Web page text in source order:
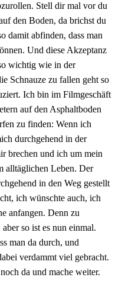
Stell dir mal vor du
den Boden, da brichst du
damit abfinden, dass man
Und diese Akzeptanz
wichtig wie in der
Schnauze zu fallen geht so
Ich bin im Filmgeschäft
auf den Asphaltboden
zu finden: Wenn ich
durchgehend in der
brechen und ich um mein
alltäglichen Leben. Der
in den Weg gestellt
ich wünschte auch, ich
anfangen. Denn zu
so ist es nun einmal.
man da durch, und
verdammt viel gebracht.
da und mache weiter.